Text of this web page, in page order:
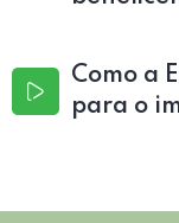
Como a
para o